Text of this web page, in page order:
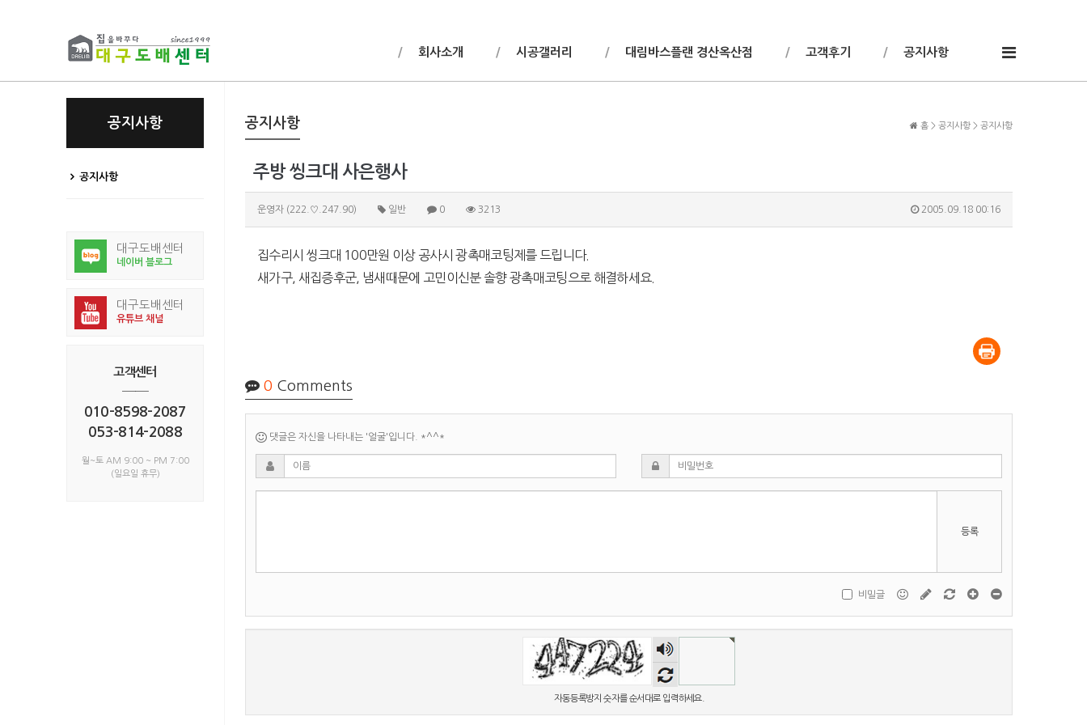
회사소개 시공갤러리 대림바스플랜 경산옥산점 고객후기 공지사항
홈 > 공지사항 > 공지사항
공지사항
주방 씽크대 사은행사
운영자 (222.♡.247.90) 일반 0 3213 2005.09.18 00:16
집수리시 씽크대 100만원 이상 공사시 광촉매코팅제를 드립니다.
새가구, 새집증후군, 냄새때문에 고민이신분 솔향 광촉매코팅으로 해결하세요.
0 Comments
댓글은 자신을 나타내는 '얼굴'입니다. *^^*
등록
비밀글
숫자
듣기
자동등록방지 숫자를 순서대로 입력하세요.
공지사항
공지사항
대구도배센터
네이버 블로그
대구도배센터
유튜브 채널
고객센터
──
010-8598-2087
053-814-2088
월~토 AM 9:00 ~ PM 7:00
(일요일 휴무)